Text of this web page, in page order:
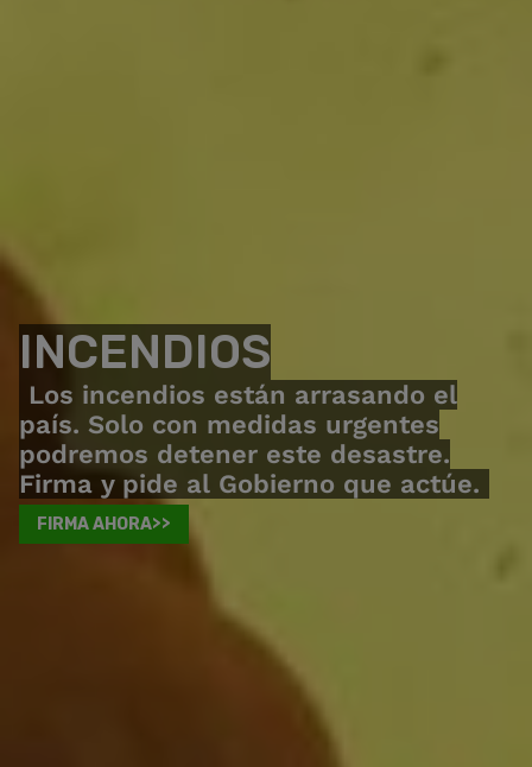
INCENDIOS
Los incendios están arrasando el
país. Solo con medidas urgentes
podremos detener este desastre.
Firma y pide al Gobierno que actúe.
FIRMA AHORA>>